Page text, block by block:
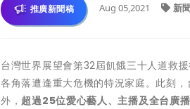
推廣新聞稿 Aug 05,2021 新
台灣世界展望會第32屆飢餓三十人道救
各角落遭逢重大危機的特況家庭。此刻
外，超過25位愛心藝人、主播及全台廣